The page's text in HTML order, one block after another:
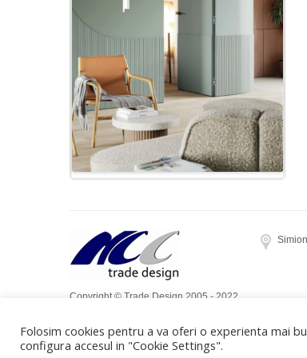
Copyright © Trade Design 2005 - 2022.
Dow Media
Folosim cookies pentru a va oferi o experienta mai
configura accesul in "Cookie Settings".